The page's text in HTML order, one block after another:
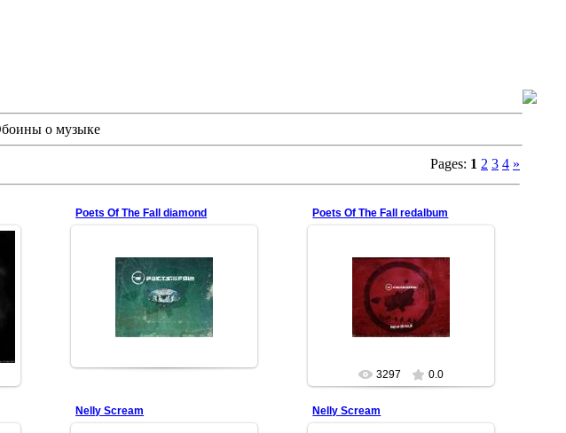
о музыке
Pages: 1 2 3 4 »
Poets Of The Fall diamond
04.02.2010
В стиле обложки Diamonds for
tears
Poets Of The Fall redalbum
26.01.2010
В честь выхода нового альбома
Twilight theater в марте
poets-of-the-fall.ru
redfill
3297 0.0
Nelly Scream Nelly Scream